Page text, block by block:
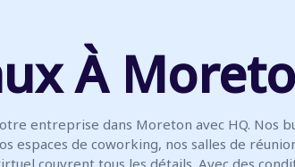
À
entreprise dans Moreton avec HQ. Nos
espaces de coworking, nos salles de
couvrent tous les détails. Avec des